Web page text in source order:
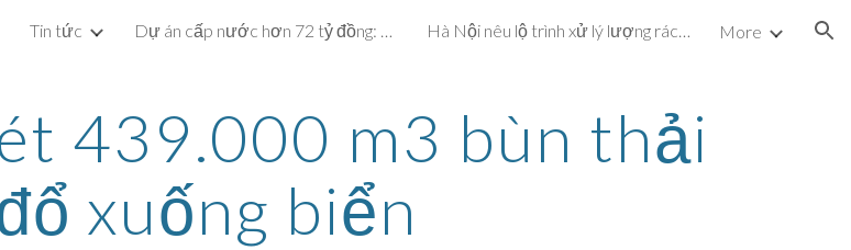
Skip to navigation
Tin tức Dự án cấp nước hơn 72 tỷ đồng: Vừa vận hành, vừa khắc phục sự cố Hà Nội nêu lộ trình xử lý lượng rác chôn ở bãi Nam Sơn More
439.000 m3 bùn thải
xuống biển